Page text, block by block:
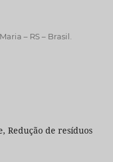
– RS – Brasil.
Redução de resíduos